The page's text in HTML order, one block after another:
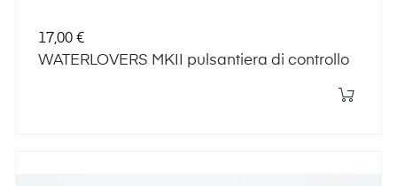
Prezzo
17,00 €
WATERLOVERS MKII pulsantiera di controllo